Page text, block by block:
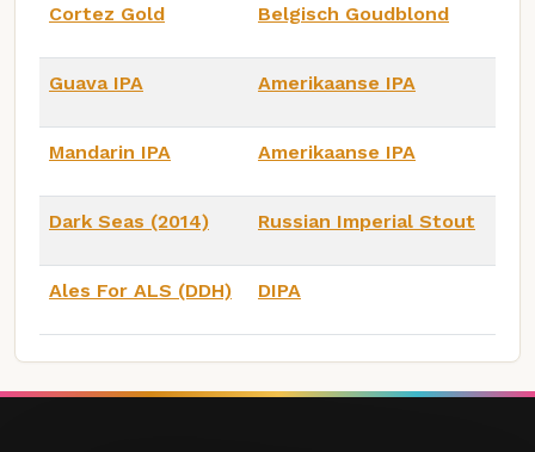
Cortez Gold Belgisch Goudblond
Guava IPA Amerikaanse IPA
Mandarin IPA Amerikaanse IPA
Dark Seas (2014) Russian Imperial Stout
Ales For ALS (DDH) DIPA